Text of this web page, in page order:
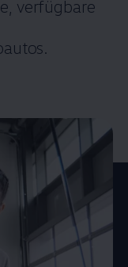
, verfügbare